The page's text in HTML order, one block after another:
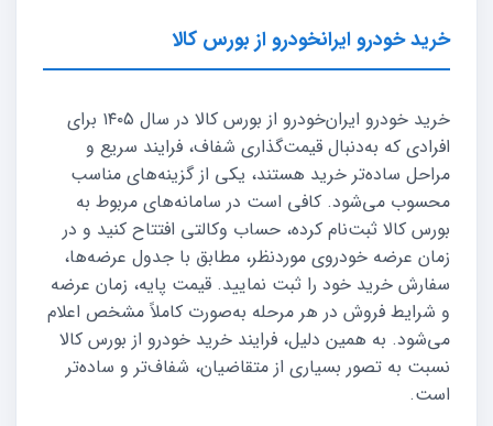
خرید خودرو ایرانخودرو از بورس کالا
خرید خودرو ایران‌خودرو از بورس کالا در سال ۱۴۰۵ برای
افرادی که به‌دنبال قیمت‌گذاری شفاف، فرایند سریع و
مراحل ساده‌تر خرید هستند، یکی از گزینه‌های مناسب
محسوب می‌شود. کافی است در سامانه‌های مربوط به
بورس کالا ثبت‌نام کرده، حساب وکالتی افتتاح کنید و در
زمان عرضه خودروی موردنظر، مطابق با جدول عرضه‌ها،
سفارش خرید خود را ثبت نمایید. قیمت پایه، زمان عرضه
و شرایط فروش در هر مرحله به‌صورت کاملاً مشخص اعلام
می‌شود. به همین دلیل، فرایند خرید خودرو از بورس کالا
نسبت به تصور بسیاری از متقاضیان، شفاف‌تر و ساده‌تر
است.